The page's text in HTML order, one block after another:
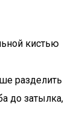
кистью
разделить
до затылка,